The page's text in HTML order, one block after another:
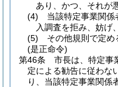
あり、かつ、それが
(4)
当該特定事業関係
入調査を拒み、妨げ
(5)
その他規則で定め
(是正命令)
第46条
市長は、特定事
定による勧告に従わな
り、当該特定事業関係